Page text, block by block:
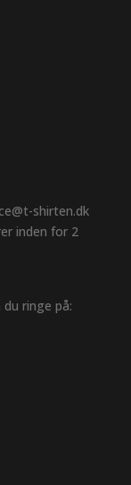
shirten.dk
inden for 2
ringe på: